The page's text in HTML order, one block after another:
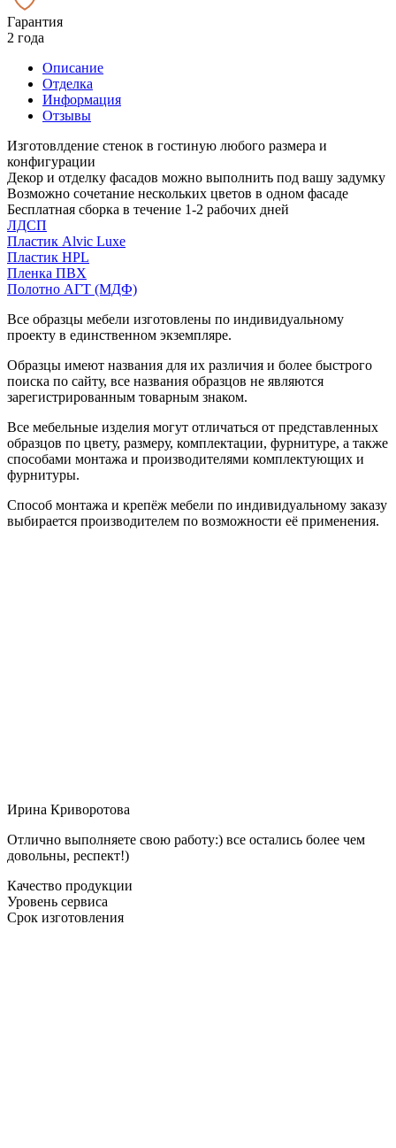
Гарантия
2 года
Описание
Отделка
Информация
Отзывы
Изготовлдение стенок в гостиную любого размера и
конфигурации
Декор и отделку фасадов можно выполнить под вашу задумку
Возможно сочетание нескольких цветов в одном фасаде
Бесплатная сборка в течение 1-2 рабочих дней
ЛДСП
Пластик Alvic Luxe
Пластик HPL
Пленка ПВХ
Полотно АГТ (МДФ)
Все образцы мебели изготовлены по индивидуальному
проекту в единственном экземпляре.
Образцы имеют названия для их различия и более быстрого
поиска по сайту, все названия образцов не являются
зарегистрированным товарным знаком.
Все мебельные изделия могут отличаться от представленных
образцов по цвету, размеру, комплектации, фурнитуре, а также
способами монтажа и производителями комплектующих и
фурнитуры.
Способ монтажа и крепёж мебели по индивидуальному заказу
выбирается производителем по возможности её применения.
Ирина Криворотова
Отлично выполняете свою работу:) все остались более чем
довольны, респект!)
Качество продукции
Уровень сервиса
Срок изготовления